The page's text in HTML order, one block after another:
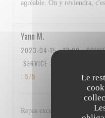
Le
agréable. On y reviendra,
Yann M
2023-04-15- 13:00 -
SERVICE :
: 5/5
Repas excellent et personnel